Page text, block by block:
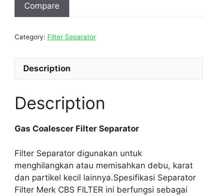
Compare
Category: Filter Separator
Description
Description
Gas Coalescer Filter Separator
Filter Separator digunakan untuk
menghilangkan atau memisahkan debu, karat
dan partikel kecil lainnya.Spesifikasi Separator
Filter Merk CBS FILTER ini berfungsi sebagai